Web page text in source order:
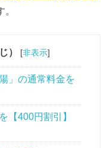
） [非表示]
」の通常料金を
【400円割引】